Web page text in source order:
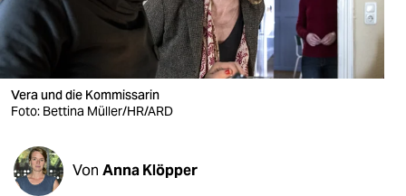
verlag
verlag
veranstaltungen
shop
fragen & hilfe
Vera und die Kommissarin
Foto: Bettina Müller/HR/ARD
Von Anna Klöpper